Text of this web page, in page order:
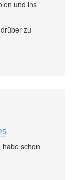
und ins
zu
habe schon